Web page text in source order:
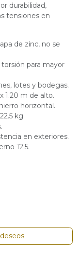
durabilidad,
tensiones en
de zinc, no se
para mayor
lotes y bodegas.
1.20 m de alto.
horizontal.
kg.
en exteriores.
12.5.